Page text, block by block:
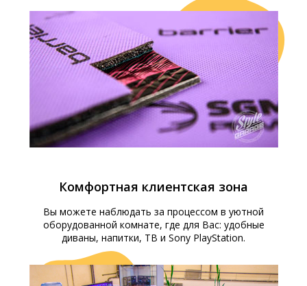
Комфортная клиентская зона
Вы можете наблюдать за процессом в уютной
оборудованной комнате, где для Вас: удобные
диваны, напитки, ТВ и Sony PlayStation.